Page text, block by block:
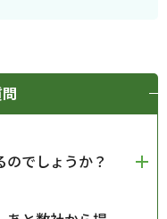
でしょうか？